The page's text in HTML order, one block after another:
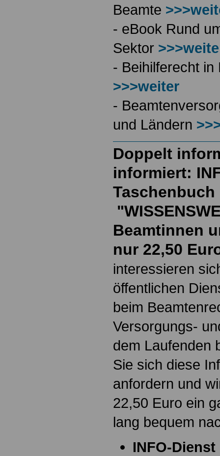
Beamte
- eBook Rund
Sektor
- Beihilferecht
>>>weiter
-
und Ländern
Doppelt
informiert:
Taschenbuch
Beamtinnen
nur 22,50
interessieren
öffentlichen
beim
Versorgungs-
dem Laufenden
Sie sich diese
anfordern und
22,50 Euro ein
lang bequem
INFO-